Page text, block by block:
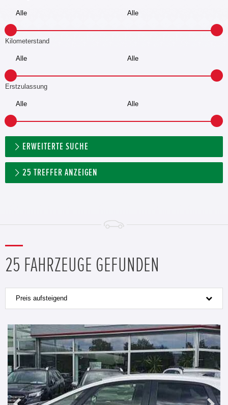
Kilometerstand
Erstzulassung
ERWEITERTE SUCHE
25 TREFFER ANZEIGEN
25 FAHRZEUGE GEFUNDEN
Preis aufsteigend